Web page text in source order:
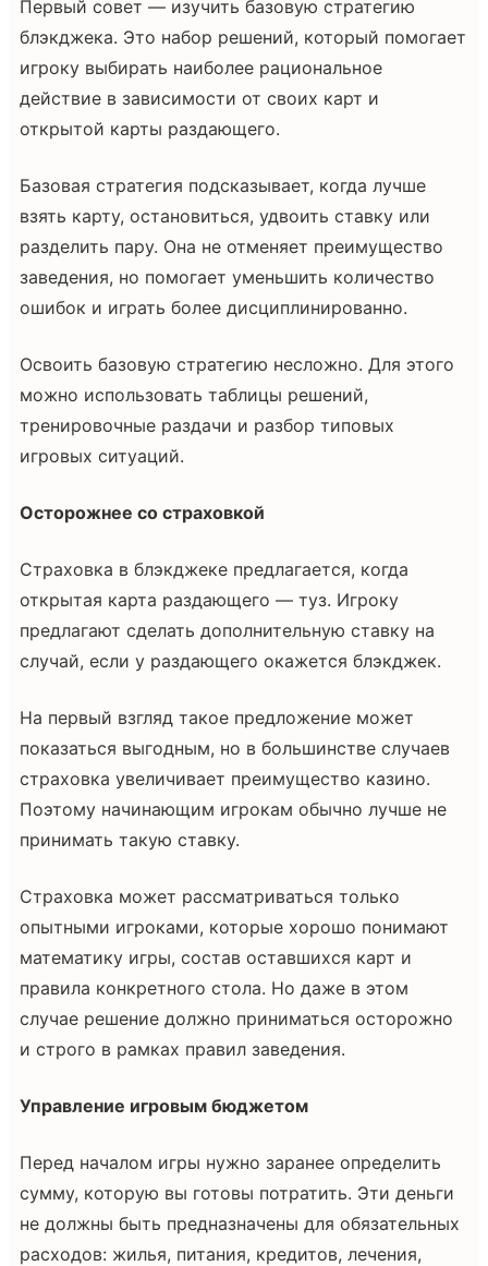
Первый совет — изучить базовую стратегию
блэкджека. Это набор решений, который помогает
игроку выбирать наиболее рациональное
действие в зависимости от своих карт и
открытой карты раздающего.
Базовая стратегия подсказывает, когда лучше
взять карту, остановиться, удвоить ставку или
разделить пару. Она не отменяет преимущество
заведения, но помогает уменьшить количество
ошибок и играть более дисциплинированно.
Освоить базовую стратегию несложно. Для этого
можно использовать таблицы решений,
тренировочные раздачи и разбор типовых
игровых ситуаций.
Осторожнее со страховкой
Страховка в блэкджеке предлагается, когда
открытая карта раздающего — туз. Игроку
предлагают сделать дополнительную ставку на
случай, если у раздающего окажется блэкджек.
На первый взгляд такое предложение может
показаться выгодным, но в большинстве случаев
страховка увеличивает преимущество казино.
Поэтому начинающим игрокам обычно лучше не
принимать такую ставку.
Страховка может рассматриваться только
опытными игроками, которые хорошо понимают
математику игры, состав оставшихся карт и
правила конкретного стола. Но даже в этом
случае решение должно приниматься осторожно
и строго в рамках правил заведения.
Управление игровым бюджетом
Перед началом игры нужно заранее определить
сумму, которую вы готовы потратить. Эти деньги
не должны быть предназначены для обязательных
расходов: жилья, питания, кредитов, лечения,